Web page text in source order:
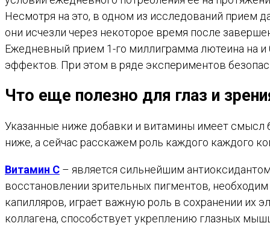
Несмотря на это, в одном из исследований прием
они исчезли через некоторое время после
Ежедневный прием 1-го миллиграмма лютеина на
эффектов. При этом в ряде экспериментов
Что еще полезно для глаз и
Указанные ниже добавки и витамины имеет
ниже, а сейчас расскажем роль каждого каждого
Витамин С – является сильнейшим
восстановлении зрительных пигментов,
капилляров, играет важную роль в сохранении их
коллагена, способствует укреплению глазных